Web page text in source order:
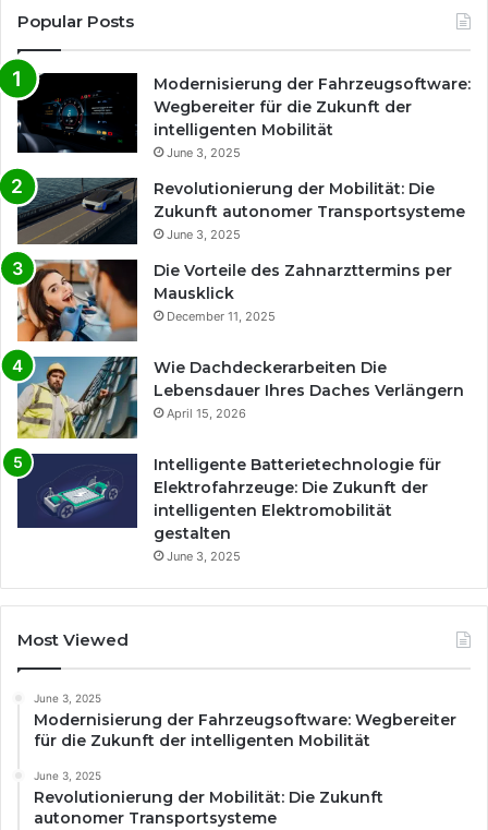
Popular Posts
Modernisierung der Fahrzeugsoftware:
Wegbereiter für die Zukunft der
intelligenten Mobilität
June 3, 2025
Revolutionierung der Mobilität: Die
Zukunft autonomer Transportsysteme
June 3, 2025
Die Vorteile des Zahnarzttermins per
Mausklick
December 11, 2025
Wie Dachdeckerarbeiten Die
Lebensdauer Ihres Daches Verlängern
April 15, 2026
Intelligente Batterietechnologie für
Elektrofahrzeuge: Die Zukunft der
intelligenten Elektromobilität
gestalten
June 3, 2025
Most Viewed
June 3, 2025
Modernisierung der Fahrzeugsoftware: Wegbereiter
für die Zukunft der intelligenten Mobilität
June 3, 2025
Revolutionierung der Mobilität: Die Zukunft
autonomer Transportsysteme